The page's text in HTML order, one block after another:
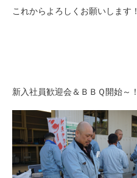
これからよろしくお願いします！
新入社員歓迎会＆ＢＢＱ開始～！